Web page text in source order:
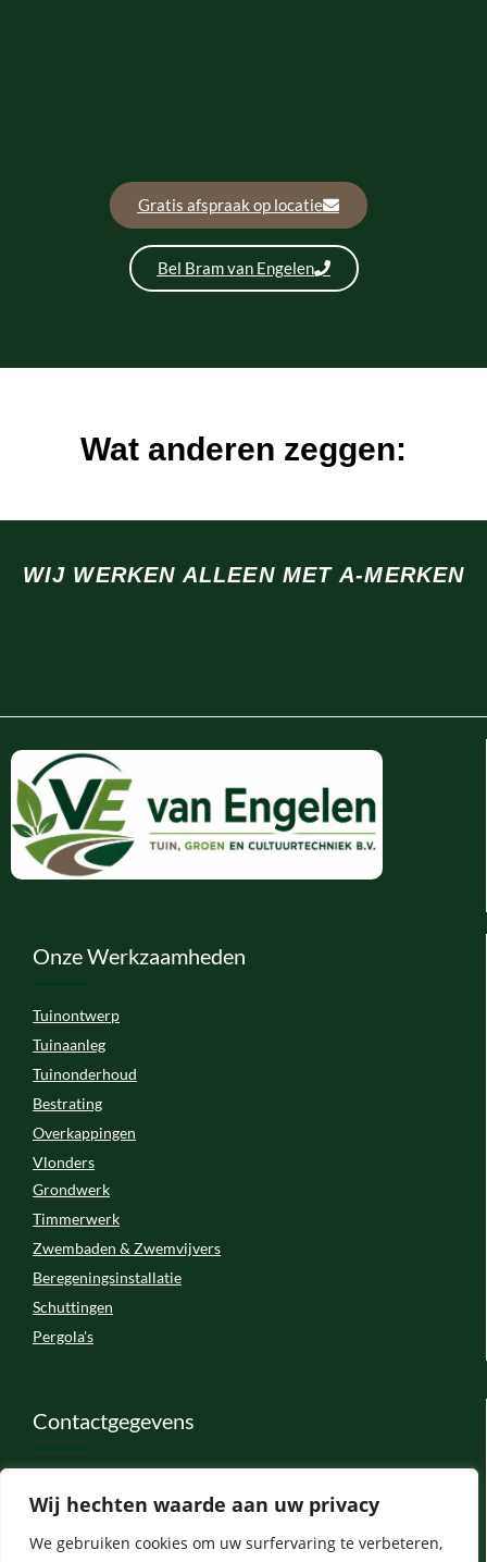
Wij hechten waarde aan uw privacy
We gebruiken cookies om uw surfervaring te verbeteren,
Gratis afspraak op locatie
Bel Bram van Engelen
Wat anderen zeggen:
WIJ WERKEN ALLEEN MET A-MERKEN
Onze Werkzaamheden
Tuinontwerp
Tuinaanleg
Tuinonderhoud
Bestrating
Overkappingen
Vlonders
Grondwerk
Timmerwerk
Zwembaden & Zwemvijvers
Beregeningsinstallatie
Schuttingen
Pergola's
Contactgegevens
5061 SP Oisterwijk
Info@vanengelentuinprojecten.nl